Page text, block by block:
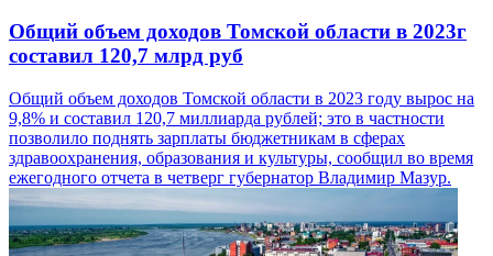
Общий объем доходов Томской области в 2023г
составил 120,7 млрд руб
Общий объем доходов Томской области в 2023 году вырос на
9,8% и составил 120,7 миллиарда рублей; это в частности
позволило поднять зарплаты бюджетникам в сферах
здравоохранения, образования и культуры, сообщил во время
ежегодного отчета в четверг губернатор Владимир Мазур.